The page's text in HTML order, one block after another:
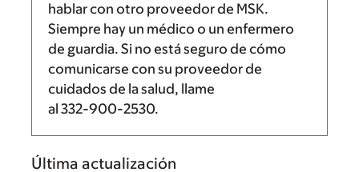
hablar con otro proveedor de MSK.
Siempre hay un médico o un enfermero
de guardia. Si no está seguro de cómo
comunicarse con su proveedor de
cuidados de la salud, llame
al 332-900-2530.
Última actualización